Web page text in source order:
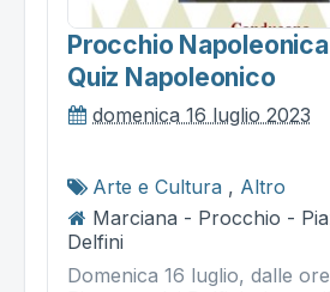
Procchio
Quiz Napoleonico
domenica 16 luglio 2023
Arte e Cultura , Altro
Marciana - Procchio -
Delfini
Domenica 16 luglio, dalle